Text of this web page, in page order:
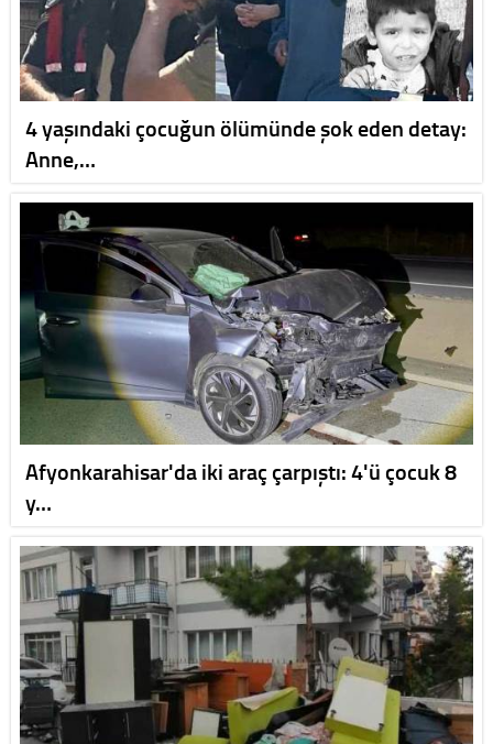
4 yaşındaki çocuğun ölümünde şok eden detay:
Anne,…
Afyonkarahisar'da iki araç çarpıştı: 4'ü çocuk 8
y…